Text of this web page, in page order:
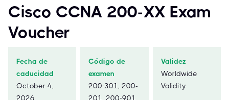
Cisco CCNA 200-XX Exam
Voucher
Fecha de
caducidad
October 4,
2026
Código de
examen
200-301, 200-
201, 200-901
Validez
Worldwide
Validity